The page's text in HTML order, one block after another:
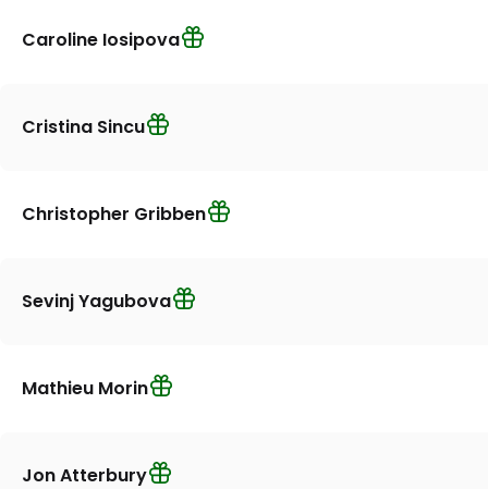
Caroline Iosipova
Cristina Sincu
Christopher Gribben
Sevinj Yagubova
Mathieu Morin
Jon Atterbury